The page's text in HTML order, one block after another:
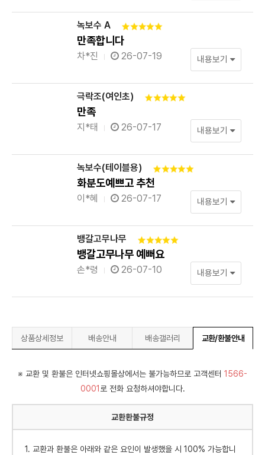
녹보수 A
만족합니다
차*진 26-07-19 내용보기
극락조(여인초)
만족
지*태 26-07-17 내용보기
녹보수(테이블용)
화분도예쁘고 추천
이*혜 26-07-17 내용보기
뱅갈고무나무
뱅갈고무나무 예뻐요
손*령 26-07-10 내용보기
상품상세정보 배송안내 배송갤러리 교환/환불안내
※ 교환 및 환불은 인터넷쇼핑몰상에서는 불가능하므로 고객센터 1566-
0001로 전화 요청하셔야합니다.
교환환불규정
1. 교환과 환불은 아래와 같은 요인이 발생했을 시 100% 가능합니